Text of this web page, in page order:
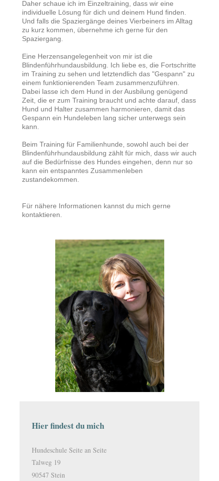
Daher schaue ich im Einzeltraining, dass wir eine
individuelle Lösung für dich und deinem Hund finden.
Und falls die Spaziergänge deines Vierbeiners im Alltag
zu kurz kommen, übernehme ich gerne für den
Spaziergang.
Eine Herzensangelegenheit von mir ist die
Blindenführhundausbildung. Ich liebe es, die Fortschritte
im Training zu sehen und letztendlich das "Gespann" zu
einem funktionierenden Team zusammenzuführen.
Dabei lasse ich dem Hund in der Ausbilung genügend
Zeit, die er zum Training braucht und achte darauf, dass
Hund und Halter zusammen harmonieren, damit das
Gespann ein Hundeleben lang sicher unterwegs sein
kann.
Beim Training für Familienhunde, sowohl auch bei der
Blindenführhundausbildung zählt für mich, dass wir auch
auf die Bedürfnisse des Hundes eingehen, denn nur so
kann ein entspanntes Zusammenleben
zustandekommen.
Für nähere Informationen kannst du mich gerne
kontaktieren.
Hier findest du mich
Hundeschule Seite an Seite
Talweg 19
90547 Stein